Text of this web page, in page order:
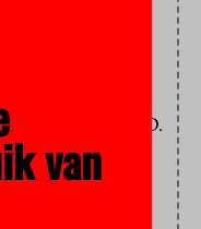
niet meer
Geloof is een
dat als
narratieven
Denk aan
Salvini en FvD.
identity-
vanvan